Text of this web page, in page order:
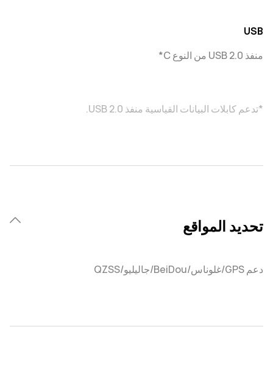
USB
منفذ USB 2.0 من النوع C*
*تدعم كابلات البيانات القياسية منفذ USB 2.0.
تحديد المواقع
دعم GPS/غلوناس/BeiDou/جاليليو/QZSS